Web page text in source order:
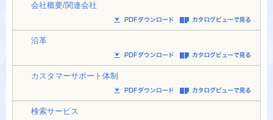
会社概要/関連会社
沿革
カスタマーサポート体制
検索サービス